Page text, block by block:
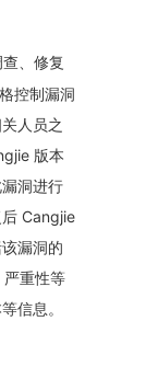
、修复
控制漏洞
人员之
版本
洞进行
Cangjie
漏洞的
严重性等
信息。